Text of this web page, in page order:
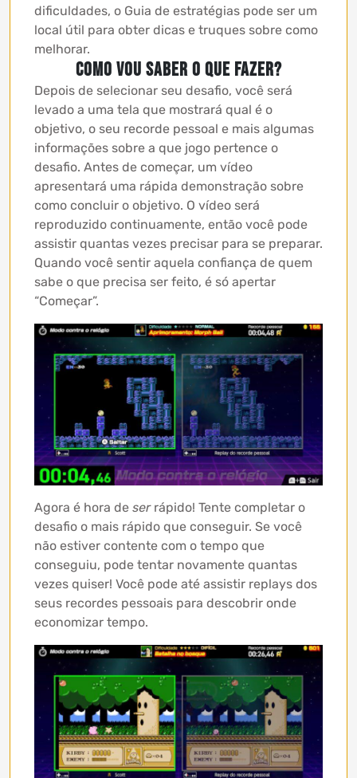
dificuldades, o Guia de estratégias pode ser um
local útil para obter dicas e truques sobre como
melhorar.
Como vou saber o que fazer?
Depois de selecionar seu desafio, você será
levado a uma tela que mostrará qual é o
objetivo, o seu recorde pessoal e mais algumas
informações sobre a que jogo pertence o
desafio. Antes de começar, um vídeo
apresentará uma rápida demonstração sobre
como concluir o objetivo. O vídeo será
reproduzido continuamente, então você pode
assistir quantas vezes precisar para se preparar.
Quando você sentir aquela confiança de quem
sabe o que precisa ser feito, é só apertar
“Começar”.
Agora é hora de serrápido! Tente completar o
desafio o mais rápido que conseguir. Se você
não estiver contente com o tempo que
conseguiu, pode tentar novamente quantas
vezes quiser! Você pode até assistir replays dos
seus recordes pessoais para descobrir onde
economizar tempo.